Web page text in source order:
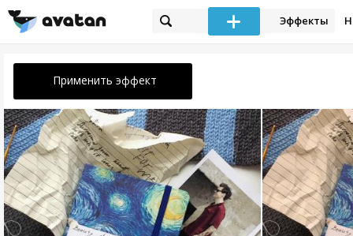
Эффекты
Применить эффект